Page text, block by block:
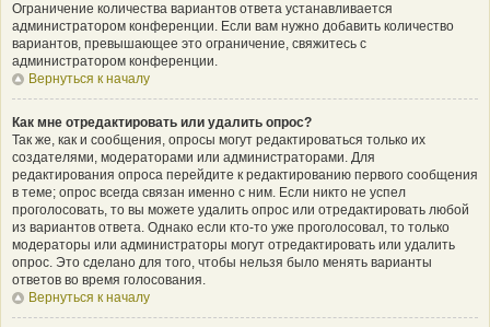
Ограничение количества вариантов ответа устанавливается
администратором конференции. Если вам нужно добавить количество
вариантов, превышающее это ограничение, свяжитесь с
администратором конференции.
Вернуться к началу
Как мне отредактировать или удалить опрос?
Так же, как и сообщения, опросы могут редактироваться только их
создателями, модераторами или администраторами. Для
редактирования опроса перейдите к редактированию первого сообщения
в теме; опрос всегда связан именно с ним. Если никто не успел
проголосовать, то вы можете удалить опрос или отредактировать любой
из вариантов ответа. Однако если кто-то уже проголосовал, то только
модераторы или администраторы могут отредактировать или удалить
опрос. Это сделано для того, чтобы нельзя было менять варианты
ответов во время голосования.
Вернуться к началу